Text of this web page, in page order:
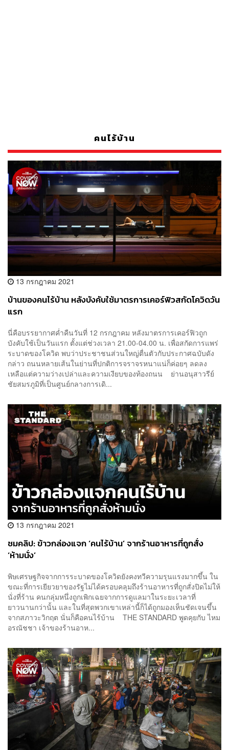
คนไร้บ้าน
13 กรกฎาคม 2021
บ้านของคนไร้บ้าน หลังบังคับใช้มาตรการเคอร์ฟิวสกัดโควิดวัน
แรก
นี่คือบรรยากาศค่ำคืนวันที่ 12 กรกฎาคม หลังมาตรการเคอร์ฟิวถูก
บังคับใช้เป็นวันแรก ตั้งแต่ช่วงเวลา 21.00-04.00 น. เพื่อสกัดการแพร่
ระบาดของโควิด พบว่าประชาชนส่วนใหญ่ตื่นตัวกับประกาศฉบับดัง
กล่าว ถนนหลายเส้นในย่านที่ปกติการจราจรหนาแน่ก็ค่อยๆ ลดลง
เหลือแต่ความว่างเปล่าและความเงียบของท้องถนน ย่านอนุสาวรีย์
ชัยสมรภูมิที่เป็นศูนย์กลางการเดิ...
13 กรกฎาคม 2021
ชมคลิป: ข้าวกล่องแจก ‘คนไร้บ้าน’ จากร้านอาหารที่ถูกสั่ง
‘ห้ามนั่ง’
พิษเศรษฐกิจจากการระบาดของโควิดยังคงทวีความรุนแรงมากขึ้น ใน
ขณะที่การเยียวยาของรัฐไม่ได้ครอบคลุมถึงร้านอาหารที่ถูกสั่งปิดไม่ให้
นั่งที่ร้าน คนกลุ่มหนึ่งถูกเพิกเฉยจากการดูแลมาในระยะเวลาที่
ยาวนานกว่านั้น และในที่สุดพวกเขาเหล่านี้ก็ได้ถูกมองเห็นชัดเจนขึ้น
จากสภาวะวิกฤต นั่นก็คือคนไร้บ้าน THE STANDARD พูดคุยกับ ไหม
อรณัชชา เจ้าของร้านอาห...